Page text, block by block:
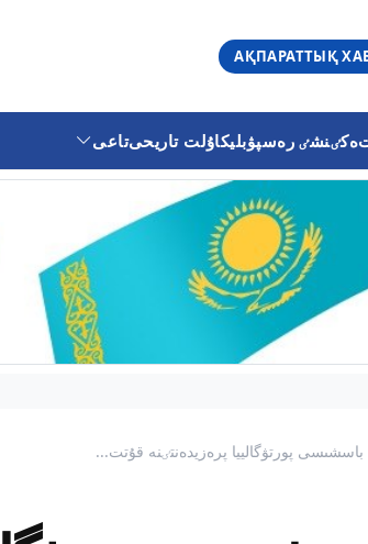
АҚПАРАТТЫҚ
ەكٸنشٸ رەسپۋبليكاۇلت تاريحىتاعى
پورتۋگالييا پرەزيدەنتٸنە قۇتت...